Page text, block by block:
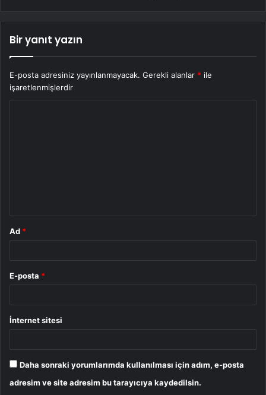
Bir yanıt yazın
E-posta adresiniz yayınlanmayacak. Gerekli alanlar * ile
işaretlenmişlerdir
Ad *
E-posta *
İnternet sitesi
Daha sonraki yorumlarımda kullanılması için adım, e-posta
adresim ve site adresim bu tarayıcıya kaydedilsin.